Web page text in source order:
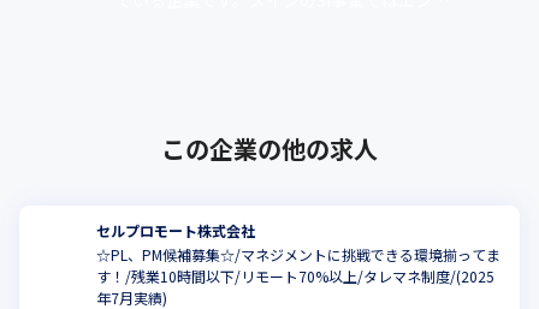
この企業の他の求人
セルプロモート株式会社
☆PL、PM候補募集☆/マネジメントに挑戦できる環境揃ってま
す！/残業10時間以下/リモート70%以上/タレマネ制度/(2025
年7月実績)